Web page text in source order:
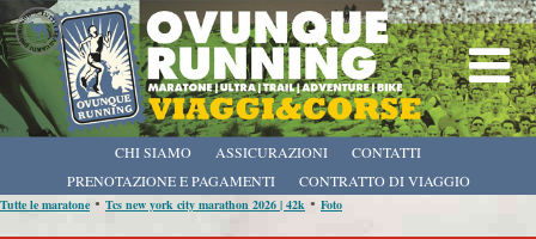
CHI SIAMO
PRENOTAZIONE E PAGAMENTI
CONTRATTO DI VIAGGIO
ASSICURAZIONI CONTATTI
Tutte le maratone • Tcs new york city marathon 2026 | 42k • Foto